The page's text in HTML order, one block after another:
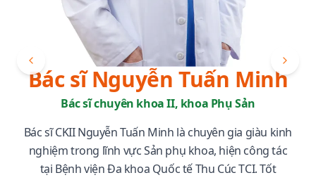
Bác sĩ Nguyễn Tuấn Minh
Bác sĩ chuyên khoa II, khoa Phụ Sản
Bác sĩ CKII Nguyễn Tuấn Minh là chuyên gia giàu kinh
nghiệm trong lĩnh vực Sản phụ khoa, hiện công tác
tại Bệnh viện Đa khoa Quốc tế Thu Cúc TCI. Tốt